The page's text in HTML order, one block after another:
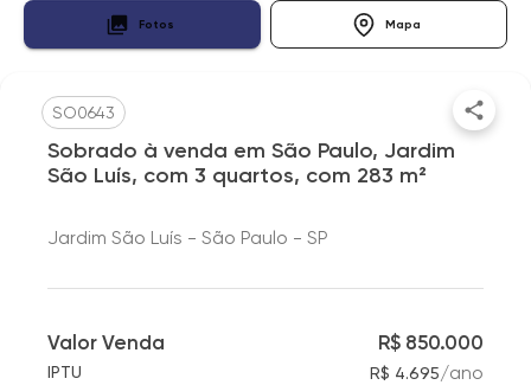
Fotos Mapa
SO0643
Sobrado à venda em São Paulo, Jardim
São Luís, com 3 quartos, com 283 m²
Jardim São Luís - São Paulo - SP
Valor Venda R$ 850.000
IPTU R$ 4.695/ano